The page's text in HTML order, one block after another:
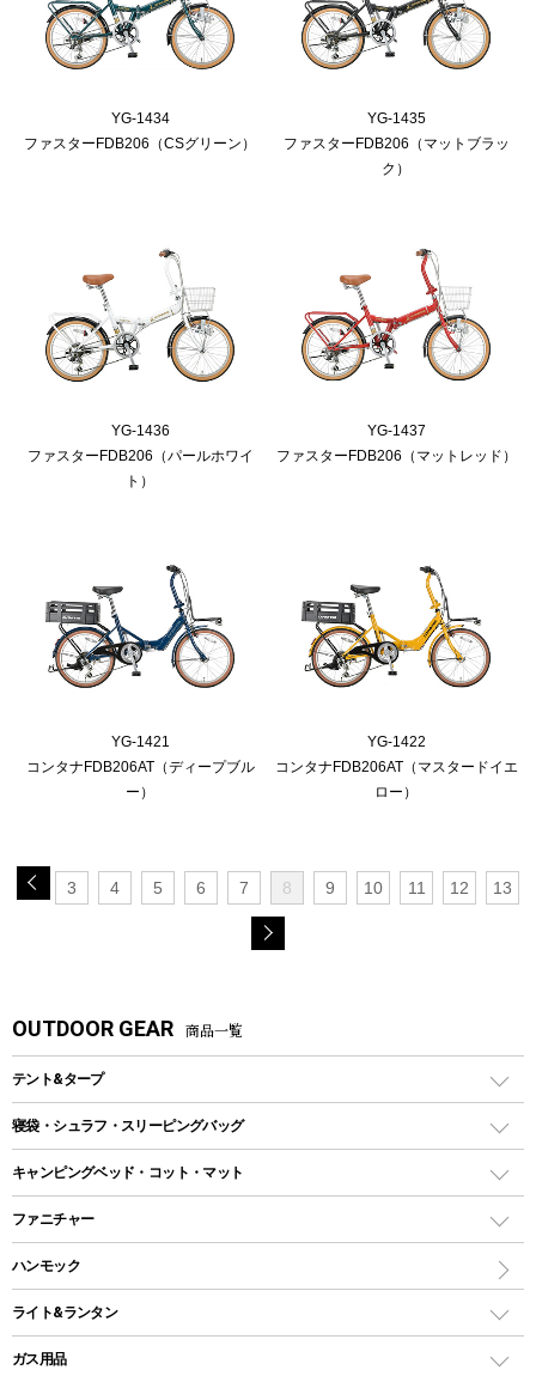
YG-1434
ファスターFDB206（CSグリーン）
YG-1435
ファスターFDB206（マットブラッ
ク）
YG-1436
ファスターFDB206（パールホワイ
ト）
YG-1437
ファスターFDB206（マットレッド）
YG-1421
コンタナFDB206AT（ディープブル
ー）
YG-1422
コンタナFDB206AT（マスタードイエ
ロー）
3 4 5 6 7 8 9 10 11 12 13
OUTDOOR GEAR 商品一覧
テント&タープ
テント
ツールームテント
ワンポールテント
シェルターテント
ソロテント
ロッジ型・オリジナルテント
寝袋・シュラフ・スリーピングバッグ
レクタングラー型（封筒型）シュラフ
インナーシュラフ
キャンピングベッド・コット・マット
キャンピングベッド・コット
インフレータブルマット
ファニチャー
アウトドアテーブル
レジャーシート
ハンモック
ライト&ランタン
LEDランタン
ガス用品